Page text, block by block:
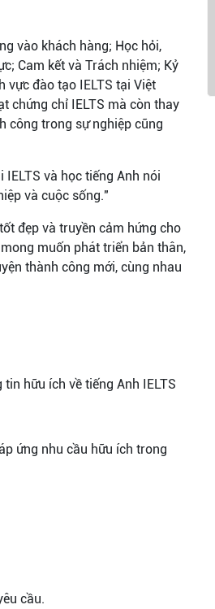
vào khách hàng; Học hỏi,
Cam kết và Trách nhiệm; Kỷ
vực đào tạo IELTS tại Việt
chứng chỉ IELTS mà còn thay
công trong sự nghiệp cũng
và học tiếng Anh nói
và cuộc sống."
đẹp và truyền cảm hứng cho
muốn phát triển bản thân,
thành công mới, cùng nhau
hữu ích về tiếng Anh IELTS
ứng nhu cầu hữu ích trong
cầu.